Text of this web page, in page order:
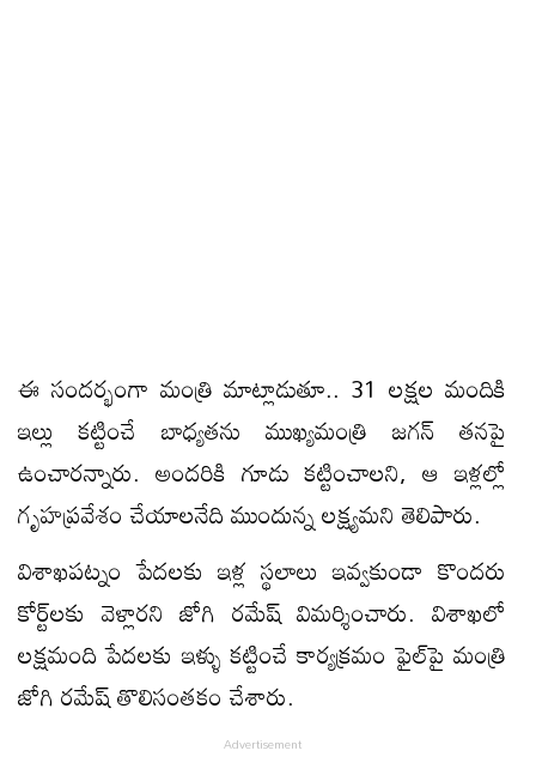
ఈ సందర్భంగా మంత్రి మాట్లాడుతూ.. 31 లక్షల మందికి
ఇల్లు కట్టించే బాధ్యతను ముఖ్యమంత్రి జగన్ తనపై
ఉంచారన్నారు. అందరికి గూడు కట్టించాలని, ఆ ఇళ్లల్లో
గృహప్రవేశం చేయాలనేది ముందున్న లక్ష్యమని తెలిపారు.
విశాఖపట్నం పేదలకు ఇళ్ల స్థలాలు ఇవ్వకుండా కొందరు
కోర్ట్‌లకు వెళ్లారని జోగి రమేష్ విమర్శించారు. విశాఖలో
లక్షమంది పేదలకు ఇళ్ళు కట్టించే కార్యక్రమం ఫైల్‌పై మంత్రి
జోగి రమేష్ తొలిసంతకం చేశారు.